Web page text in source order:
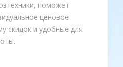
поможет
ценовое
скидок и удобные для